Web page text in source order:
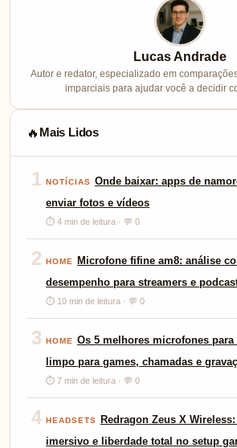
Lucas Andrade
Autor e redator, especializado em
imparciais para ajudar você a decidir
🔥 Mais Lidos
1 NOTÍCIAS Onde baixar: apps de
enviar fotos e vídeos
⏱ 4 min de leitura · 💬 0
2 HOME
Microfone fifine am8: análise
desempenho para streamers e
⏱ 10 min de leitura · 💬 0
3 HOME
Os 5 melhores microfones para
limpo para games, chamadas e
⏱ 7 min de leitura · 💬 0
4 HEADSETS Redragon Zeus X
imersivo e liberdade total no setup